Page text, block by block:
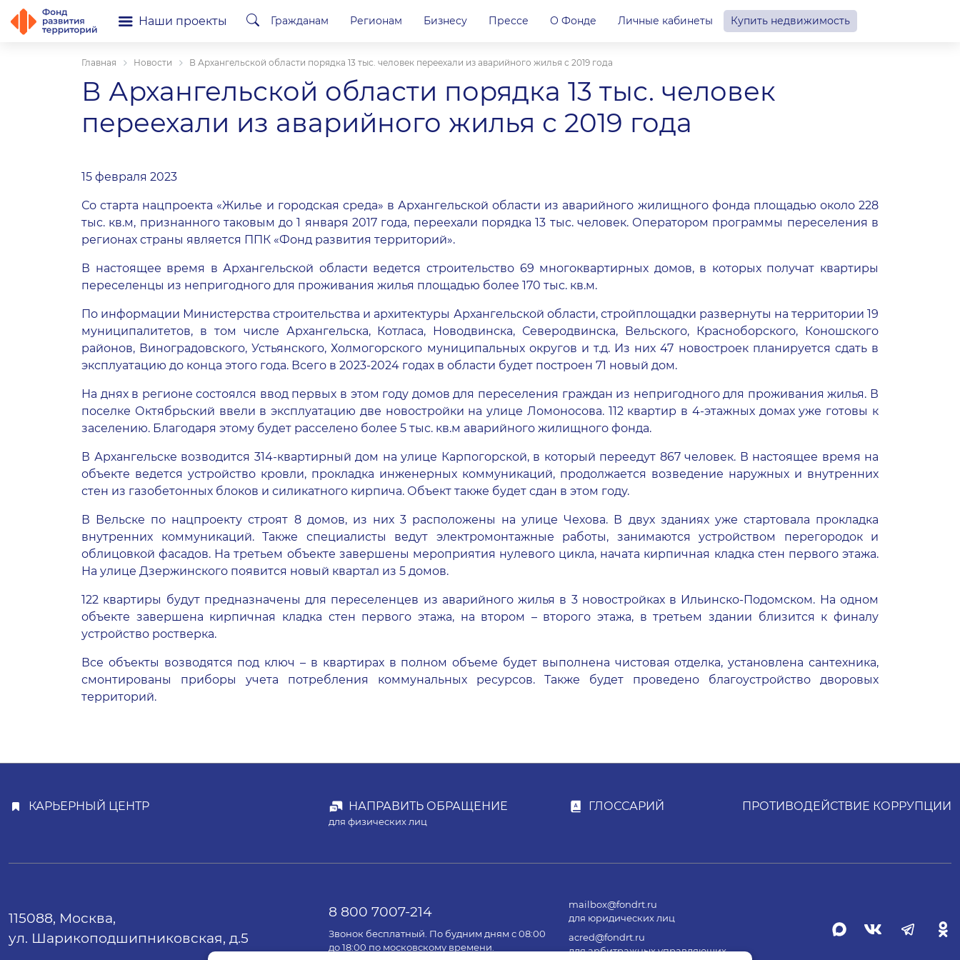
Наши проекты Гражданам Регионам Бизнесу Прессе О Фонде Личные кабинеты Купить недвижимость
Главная Новости В Архангельской области порядка 13 тыс. человек переехали из аварийного жилья с 2019 года
В Архангельской области порядка 13 тыс. человек
переехали из аварийного жилья с 2019 года
15 февраля 2023
Со старта нацпроекта «Жилье и городская среда» в Архангельской области из аварийного жилищного фонда площадью около 228
тыс. кв.м, признанного таковым до 1 января 2017 года, переехали порядка 13 тыс. человек. Оператором программы переселения в
регионах страны является ППК «Фонд развития территорий».
В настоящее время в Архангельской области ведется строительство 69 многоквартирных домов, в которых получат квартиры
переселенцы из непригодного для проживания жилья площадью более 170 тыс. кв.м.
По информации Министерства строительства и архитектуры Архангельской области, стройплощадки развернуты на территории 19
муниципалитетов, в том числе Архангельска, Котласа, Новодвинска, Северодвинска, Вельского, Красноборского, Коношского
районов, Виноградовского, Устьянского, Холмогорского муниципальных округов и т.д. Из них 47 новостроек планируется сдать в
эксплуатацию до конца этого года. Всего в 2023-2024 годах в области будет построен 71 новый дом.
На днях в регионе состоялся ввод первых в этом году домов для переселения граждан из непригодного для проживания жилья. В
поселке Октябрьский ввели в эксплуатацию две новостройки на улице Ломоносова. 112 квартир в 4-этажных домах уже готовы к
заселению. Благодаря этому будет расселено более 5 тыс. кв.м аварийного жилищного фонда.
В Архангельске возводится 314-квартирный дом на улице Карпогорской, в который переедут 867 человек. В настоящее время на
объекте ведется устройство кровли, прокладка инженерных коммуникаций, продолжается возведение наружных и внутренних
стен из газобетонных блоков и силикатного кирпича. Объект также будет сдан в этом году.
В Вельске по нацпроекту строят 8 домов, из них 3 расположены на улице Чехова. В двух зданиях уже стартовала прокладка
внутренних коммуникаций. Также специалисты ведут электромонтажные работы, занимаются устройством перегородок и
облицовкой фасадов. На третьем объекте завершены мероприятия нулевого цикла, начата кирпичная кладка стен первого этажа.
На улице Дзержинского появится новый квартал из 5 домов.
122 квартиры будут предназначены для переселенцев из аварийного жилья в 3 новостройках в Ильинско-Подомском. На одном
объекте завершена кирпичная кладка стен первого этажа, на втором – второго этажа, в третьем здании близится к финалу
устройство ростверка.
Все объекты возводятся под ключ – в квартирах в полном объеме будет выполнена чистовая отделка, установлена сантехника,
смонтированы приборы учета потребления коммунальных ресурсов. Также будет проведено благоустройство дворовых
территорий.
КАРЬЕРНЫЙ ЦЕНТР НАПРАВИТЬ ОБРАЩЕНИЕ
для физических лиц
ГЛОССАРИЙ ПРОТИВОДЕЙСТВИЕ КОРРУПЦИИ
115088, Москва,
ул. Шарикоподшипниковская, д.5
8 800 7007-214
Звонок бесплатный. По будним дням с 08:00
до 18:00 по московскому времени.
mailbox@fondrt.ru
для юридических лиц
acred@fondrt.ru
для арбитражных управляющих